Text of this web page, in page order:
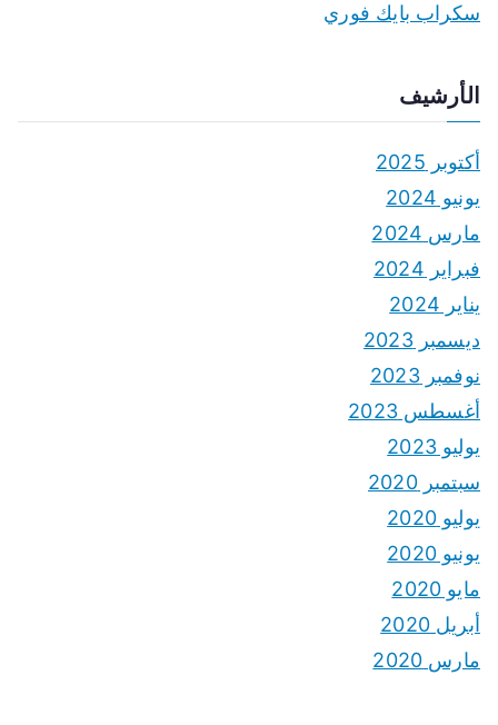
سكراب بايك فوري
الأرشيف
أكتوبر 2025
يونيو 2024
مارس 2024
فبراير 2024
يناير 2024
ديسمبر 2023
نوفمبر 2023
أغسطس 2023
يوليو 2023
سبتمبر 2020
يوليو 2020
يونيو 2020
مايو 2020
أبريل 2020
مارس 2020